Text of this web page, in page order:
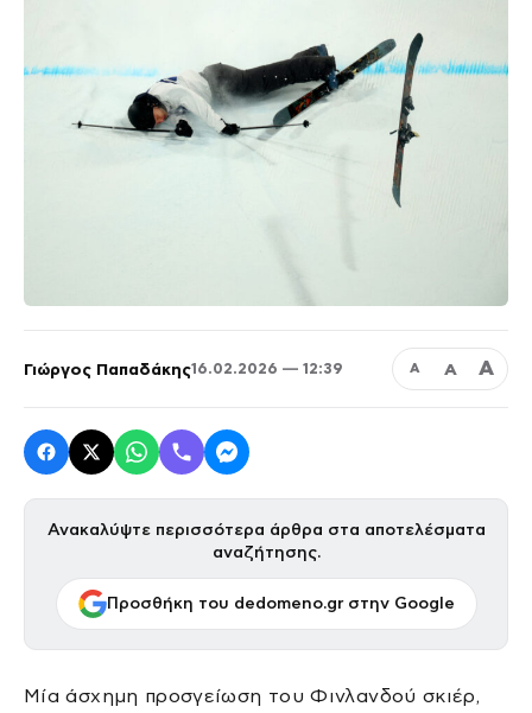
Γιώργος Παπαδάκης16.02.2026 — 12:39 Α Α Α
Ανακαλύψτε περισσότερα άρθρα στα αποτελέσματα
αναζήτησης.
Προσθήκη του dedomeno.gr στην Google
Μία άσχημη προσγείωση του Φινλανδού σκιέρ,